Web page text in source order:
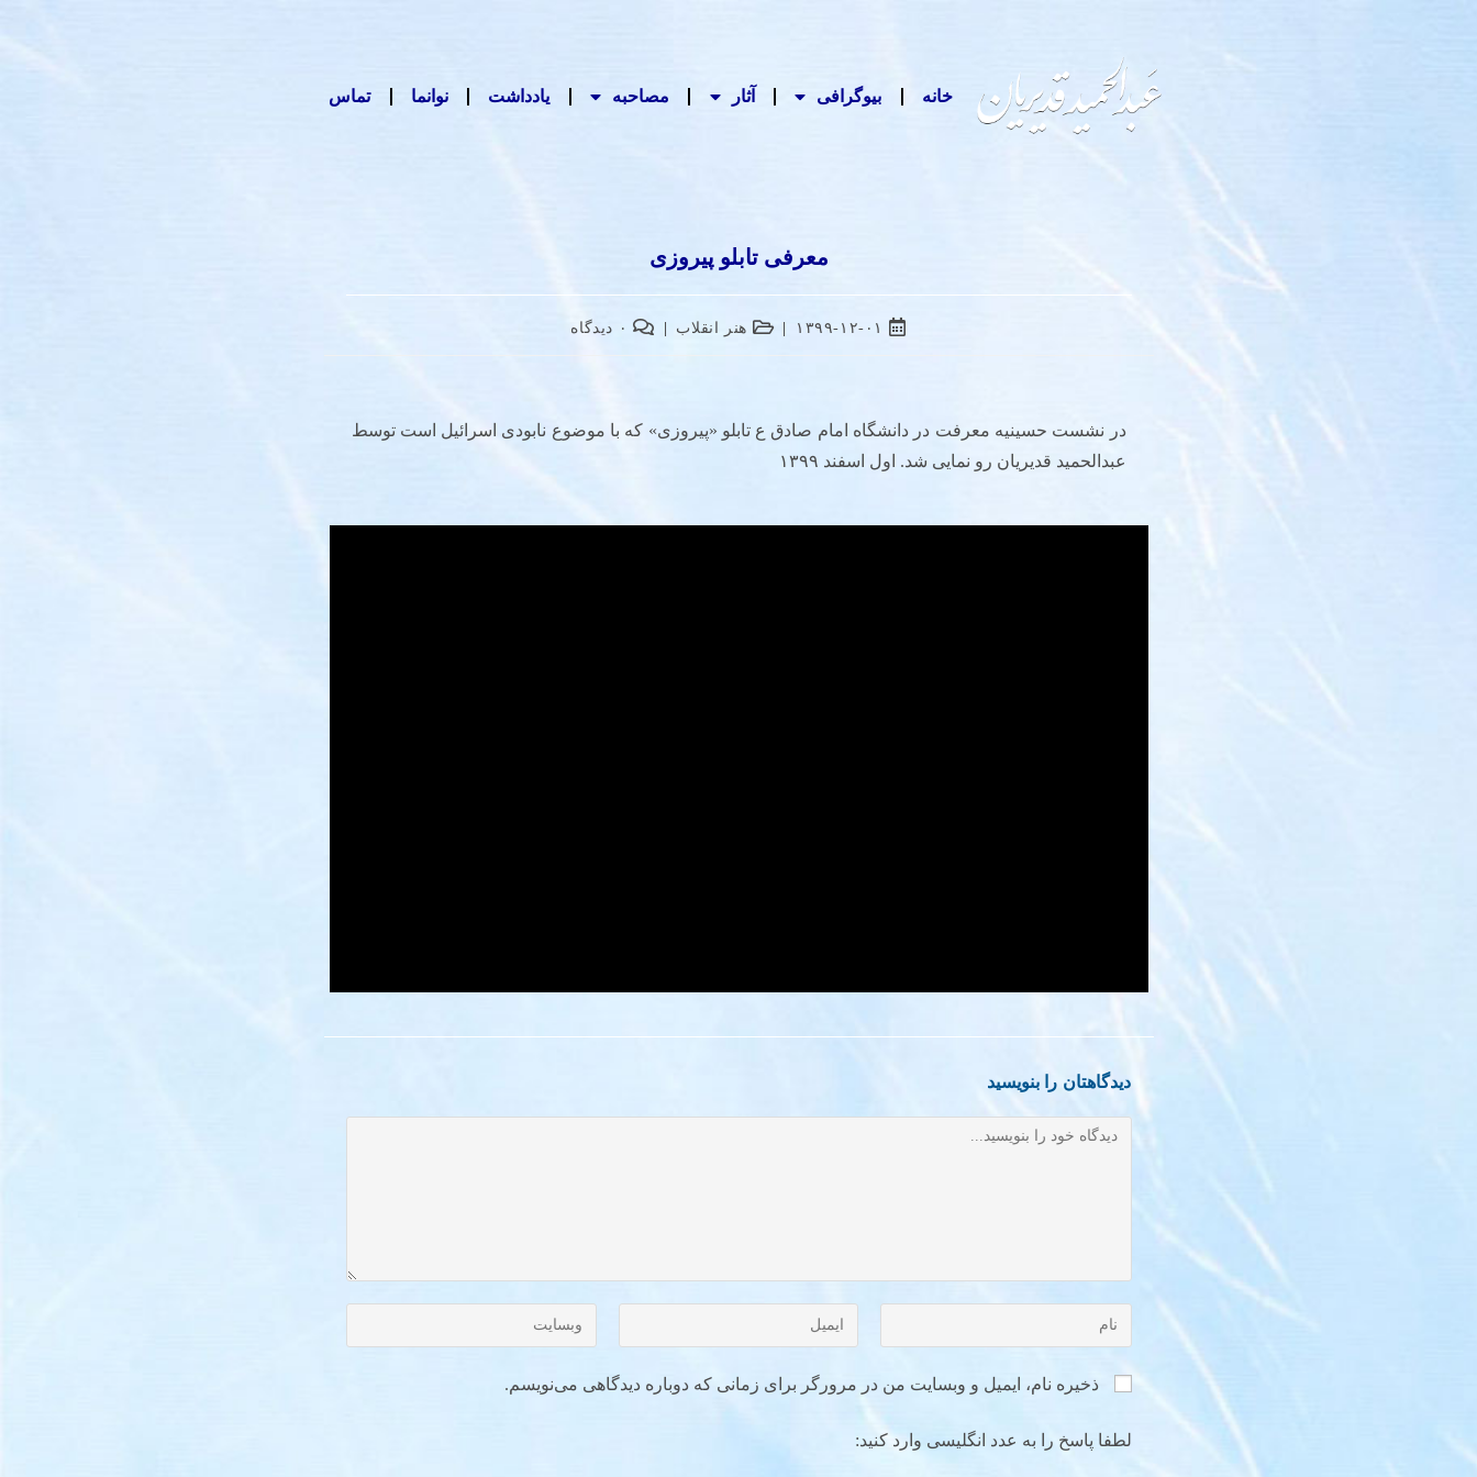
خانه بیوگرافی آثار مصاحبه‌ یادداشت‌ نوانما تماس
معرفی تابلو پیروزی
۱۳۹۹-۱۲-۰۱ هنر انقلاب ۰ دیدگاه
در نشست حسینیه معرفت در دانشگاه امام صادق ع تابلو «پیروزی» که با موضوع نابودی اسرائیل است توسط
عبدالحمید قدیریان رو نمایی شد. اول اسفند ۱۳۹۹
دیدگاهتان را بنویسید
ذخیره نام، ایمیل و وبسایت من در مرورگر برای زمانی که دوباره دیدگاهی می‌نویسم.
لطفا پاسخ را به عدد انگلیسی وارد کنید: